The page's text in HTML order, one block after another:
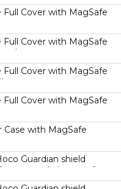
Full Cover with MagSafe
Full Cover with MagSafe
Full Cover with MagSafe
Full Cover with MagSafe
Case with MagSafe
Guardian shield
tempered glass set for